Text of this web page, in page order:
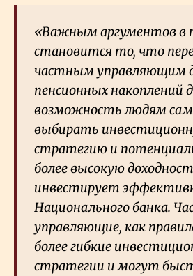
«Важным аргументов в
становится то, что
частным управляющим
пенсионных накоплений
возможность людям
выбирать
стратегию и
более высокую
инвестирует
Национального банка.
управляющие, как
более гибкие
стратегии и могут